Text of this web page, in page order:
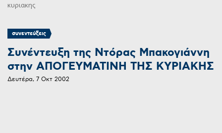
κυριακης
συνεντεύξεις
Συνέντευξη της Ντόρας Μπακογιάννη
στην ΑΠΟΓΕΥΜΑΤΙΝΗ ΤΗΣ ΚΥΡΙΑΚΗΣ
Δευτέρα, 7 Οκτ 2002